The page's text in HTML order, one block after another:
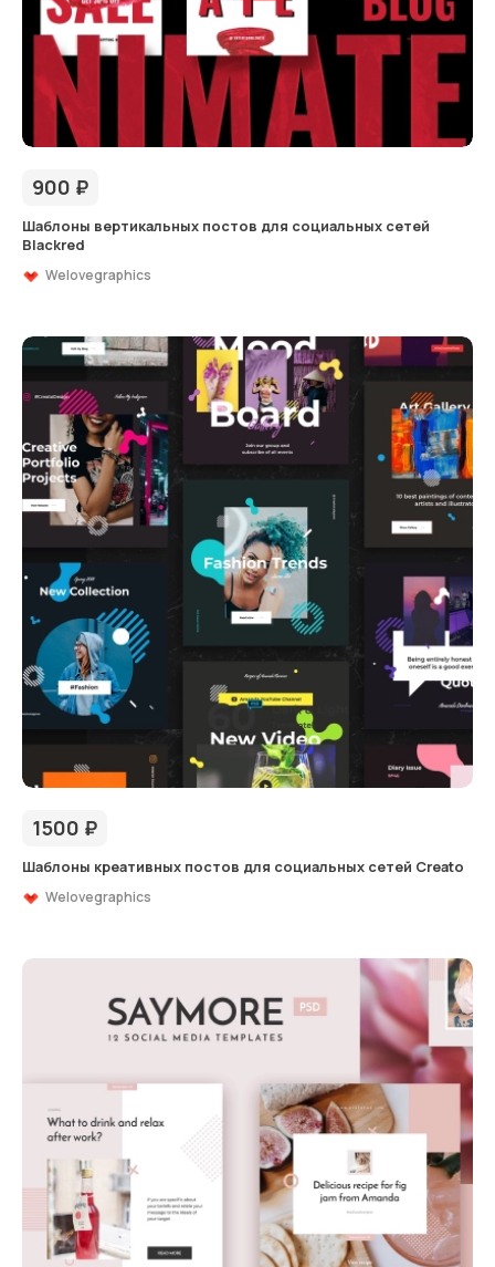
900 ₽
Шаблоны вертикальных постов для социальных сетей
Blackred
Welovegraphics
1500 ₽
Шаблоны креативных постов для социальных сетей Creato
Welovegraphics